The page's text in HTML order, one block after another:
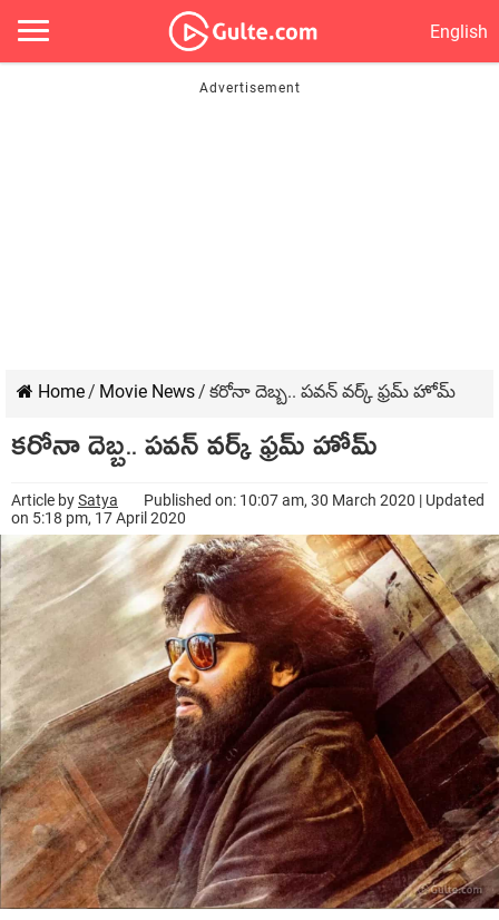
English
Home/ Movie News/ కరోనా దెబ్బ.. పవన్ వర్క్ ఫ్రమ్ హోమ్
కరోనా దెబ్బ.. పవన్ వర్క్ ఫ్రమ్ హోమ్
Article bySatya
Published on: 10:07 am, 30 March 2020 | Updated
on 5:18 pm, 17 April 2020